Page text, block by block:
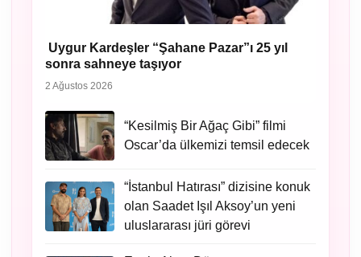
Uygur Kardeşler “Şahane Pazar”ı 25 yıl
sonra sahneye taşıyor
2 Ağustos 2026
“Kesilmiş Bir Ağaç Gibi” filmi
Oscar’da ülkemizi temsil edecek
“İstanbul Hatırası” dizisine konuk
olan Saadet Işıl Aksoy’un yeni
uluslararası jüri görevi